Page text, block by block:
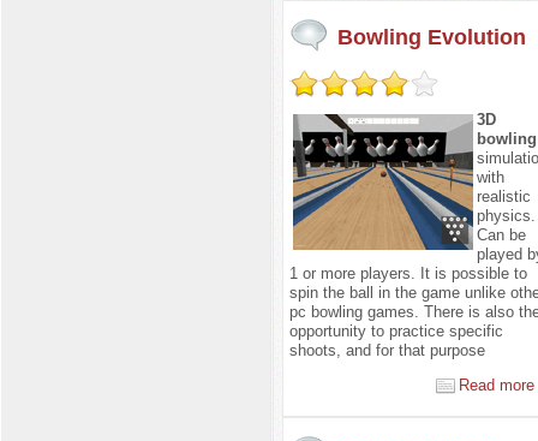
Bowling Evolution
3D
bowling
with
realistic
physics.
Can be
played
1 or more players. It is possible to
spin the ball in the game unlike
pc bowling games. There is also
opportunity to practice specific
shoots, and for that purpose
Read